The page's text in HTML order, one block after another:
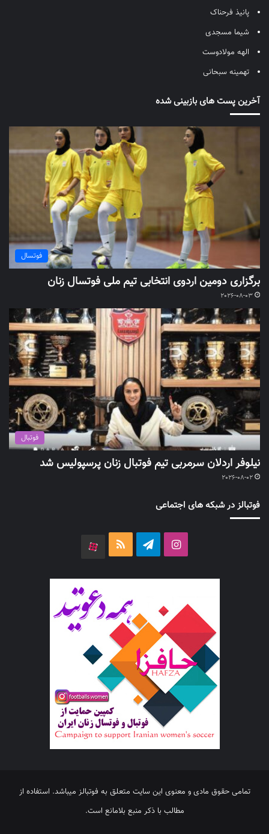
پانیذ فرحناک
شیما مسجدی
الهه مولادوست
تهمینه سبحانی
آخرین پست های بازبینی شده
فوتسال
برگزاری دومین اردوی انتخابی تیم ملی فوتسال زنان
2026-08-03
فوتبال
نیلوفر اردلان سرمربی تیم فوتبال زنان پرسپولیس شد
2026-08-02
فوتبالز در شبکه های اجتماعی
اینستاگرامتلگرام خوراک
تمامی حقوق مادی و معنوی این سایت متعلق به فوتبالز میباشد. استفاده از
مطالب با ذکر منبع بلامانع است.